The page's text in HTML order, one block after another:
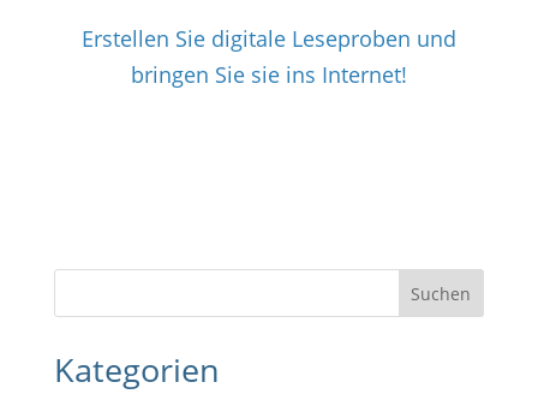
Erstellen Sie digitale Leseproben und
bringen Sie sie ins Internet!
Kategorien